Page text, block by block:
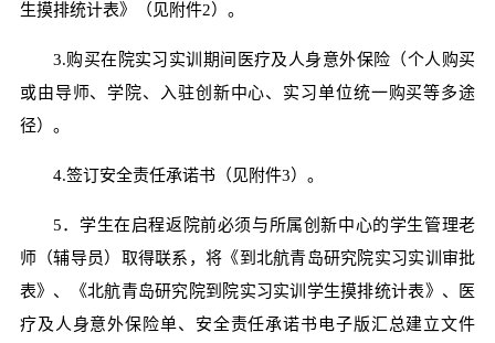
生摸排统计表》（见附件2）。
3.购买在院实习实训期间医疗及人身意外保险（个人购买
或由导师、学院、入驻创新中心、实习单位统一购买等多途
径）。
4.签订安全责任承诺书（见附件3）。
5．学生在启程返院前必须与所属创新中心的学生管理老
师（辅导员）取得联系，将《到北航青岛研究院实习实训审批
表》、《北航青岛研究院到院实习实训学生摸排统计表》、医
疗及人身意外保险单、安全责任承诺书电子版汇总建立文件